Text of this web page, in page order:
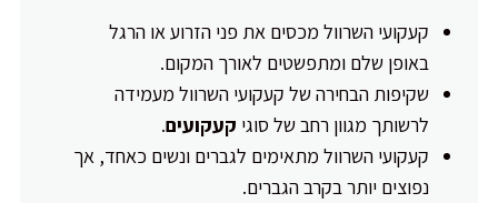
קעקועי השרוול מכסים את פני הזרוע או הרגל
באופן שלם ומתפשטים לאורך המקום.
שקיפות הבחירה של קעקועי השרוול מעמידה
לרשותך מגוון רחב של סוגי קעקועים.
קעקועי השרוול מתאימים לגברים ונשים כאחד, אך
נפוצים יותר בקרב הגברים.